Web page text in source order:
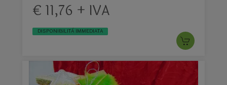
€ 11,76 + IVA
DISPONIBILITÀ IMMEDIATA